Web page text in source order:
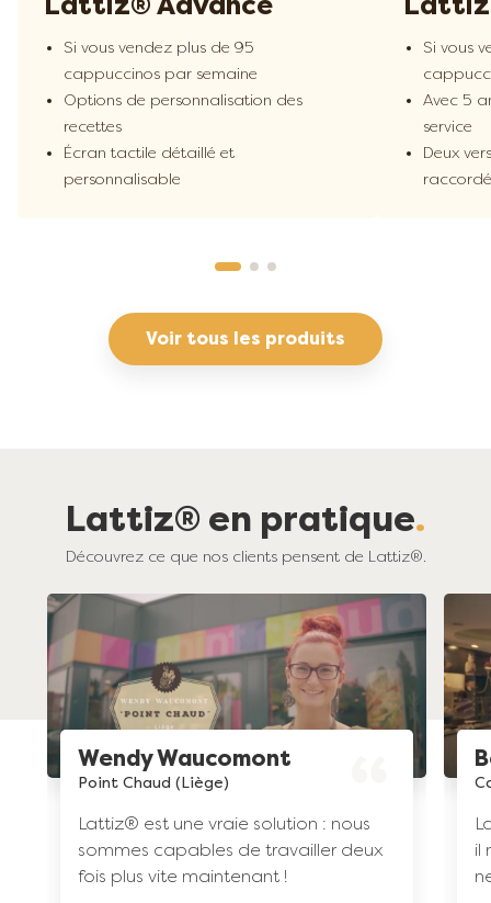
FrieslandCampina
Si vous vendez plus de 95
cappuccinos par semaine
Options de personnalisation des
recettes
Écran tactile détaillé et
personnalisable
Si vous
Avec 5
service
Deux
Voir tous les produits
Lattiz® en pratique
Découvrez ce que nos clients pensent de Lattiz®.
Wendy Waucomont
Point Chaud (Liège)
Lattiz® est une vraie solution : nous
sommes capables de travailler deux
fois plus vite maintenant !
il